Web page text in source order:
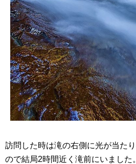
訪問した時は滝の右側に光が当た
ので結局2時間近く滝前にいました。